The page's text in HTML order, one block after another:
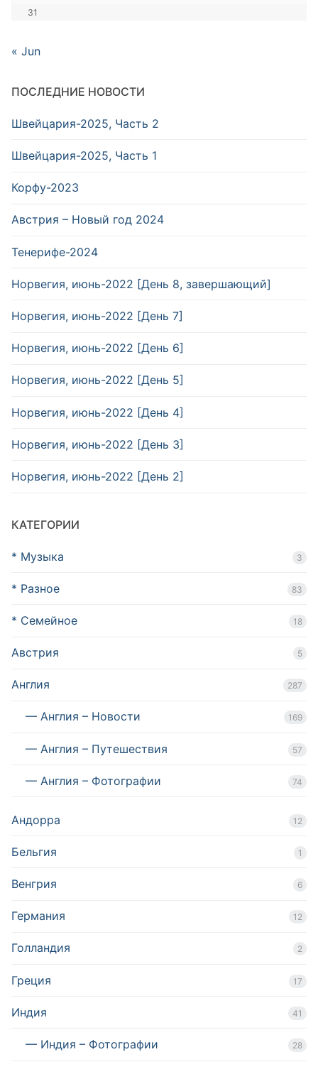
31
« Jun
ПОСЛЕДНИЕ НОВОСТИ
Швейцария-2025, Часть 2
Швейцария-2025, Часть 1
Корфу-2023
Австрия – Новый год 2024
Тенерифе-2024
Норвегия, июнь-2022 [День 8, завершающий]
Норвегия, июнь-2022 [День 7]
Норвегия, июнь-2022 [День 6]
Норвегия, июнь-2022 [День 5]
Норвегия, июнь-2022 [День 4]
Норвегия, июнь-2022 [День 3]
Норвегия, июнь-2022 [День 2]
КАТЕГОРИИ
* Музыка 3
* Разное 83
* Семейное 18
Австрия 5
Англия 287
— Англия – Новости 169
— Англия – Путешествия 57
— Англия – Фотографии 74
Андорра 12
Бельгия 1
Венгрия 6
Германия 12
Голландия 2
Греция 17
Индия 41
— Индия – Фотографии 28